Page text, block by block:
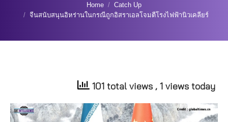
Home
Catch Up
จีนสนับสนุนอิหร่านในกรณีถูกอิสราเอลโจมตีโรงไฟฟ้านิวเคลียร์
101 total views , 1 views today